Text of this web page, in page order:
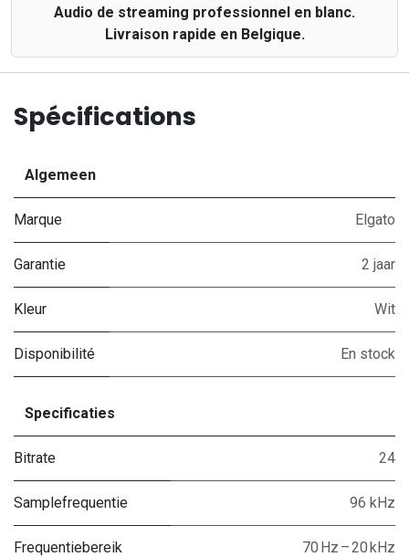
Audio de streaming professionnel en blanc.
Livraison rapide en Belgique.
Spécifications
Algemeen
Marque Elgato
Garantie 2 jaar
Kleur Wit
Disponibilité En stock
Specificaties
Bitrate 24
Samplefrequentie 96 kHz
Frequentiebereik 70 Hz – 20 kHz